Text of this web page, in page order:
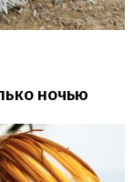
ночью